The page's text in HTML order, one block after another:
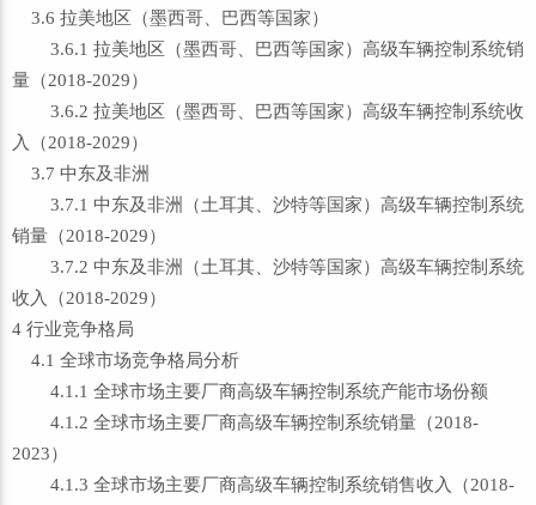
3.6 拉美地区（墨西哥、巴西等国家）
3.6.1 拉美地区（墨西哥、巴西等国家）高级车辆控制系统销
量（2018-2029）
3.6.2 拉美地区（墨西哥、巴西等国家）高级车辆控制系统收
入（2018-2029）
3.7 中东及非洲
3.7.1 中东及非洲（土耳其、沙特等国家）高级车辆控制系统
销量（2018-2029）
3.7.2 中东及非洲（土耳其、沙特等国家）高级车辆控制系统
收入（2018-2029）
4 行业竞争格局
4.1 全球市场竞争格局分析
4.1.1 全球市场主要厂商高级车辆控制系统产能市场份额
4.1.2 全球市场主要厂商高级车辆控制系统销量（2018-
2023）
4.1.3 全球市场主要厂商高级车辆控制系统销售收入（2018-